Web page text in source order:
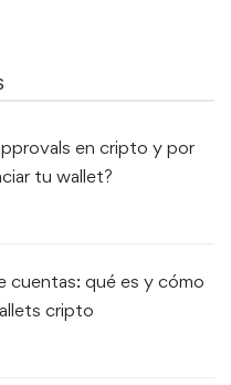
en cripto y por
tu wallet?
cuentas: qué es y cómo
cripto